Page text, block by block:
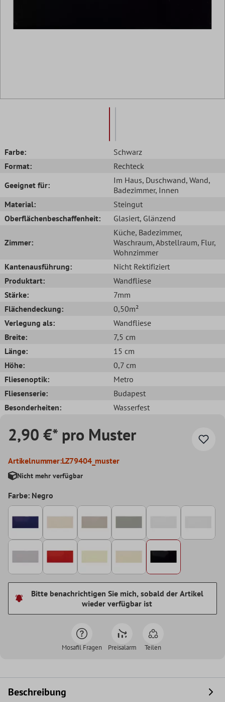
Farbe:
Schwarz
Format:
Rechteck
Geeignet für:
Im Haus, Duschwand, Wand,
Badezimmer, Innen
Material:
Steingut
Oberflächenbeschaffenheit:
Glasiert, Glänzend
Zimmer:
Küche, Badezimmer,
Waschraum, Abstellraum, Flur,
Wohnzimmer
Kantenausführung:
Nicht Rektifiziert
Produktart:
Wandfliese
Stärke:
7mm
Flächendeckung:
0,50m²
Verlegung als:
Wandfliese
Breite:
7,5 cm
Länge:
15 cm
Höhe:
0,7 cm
Fliesenoptik:
Metro
Fliesenserie:
Budapest
Besonderheiten:
Wasserfest
2,90 €* pro Muster
Artikelnummer:LZ79404_muster
Nicht mehr verfügbar
Farbe: Negro
Bitte benachrichtigen Sie mich, sobald der Artikel
wieder verfügbar ist
Mosafil Fragen Preisalarm Teilen
Beschreibung